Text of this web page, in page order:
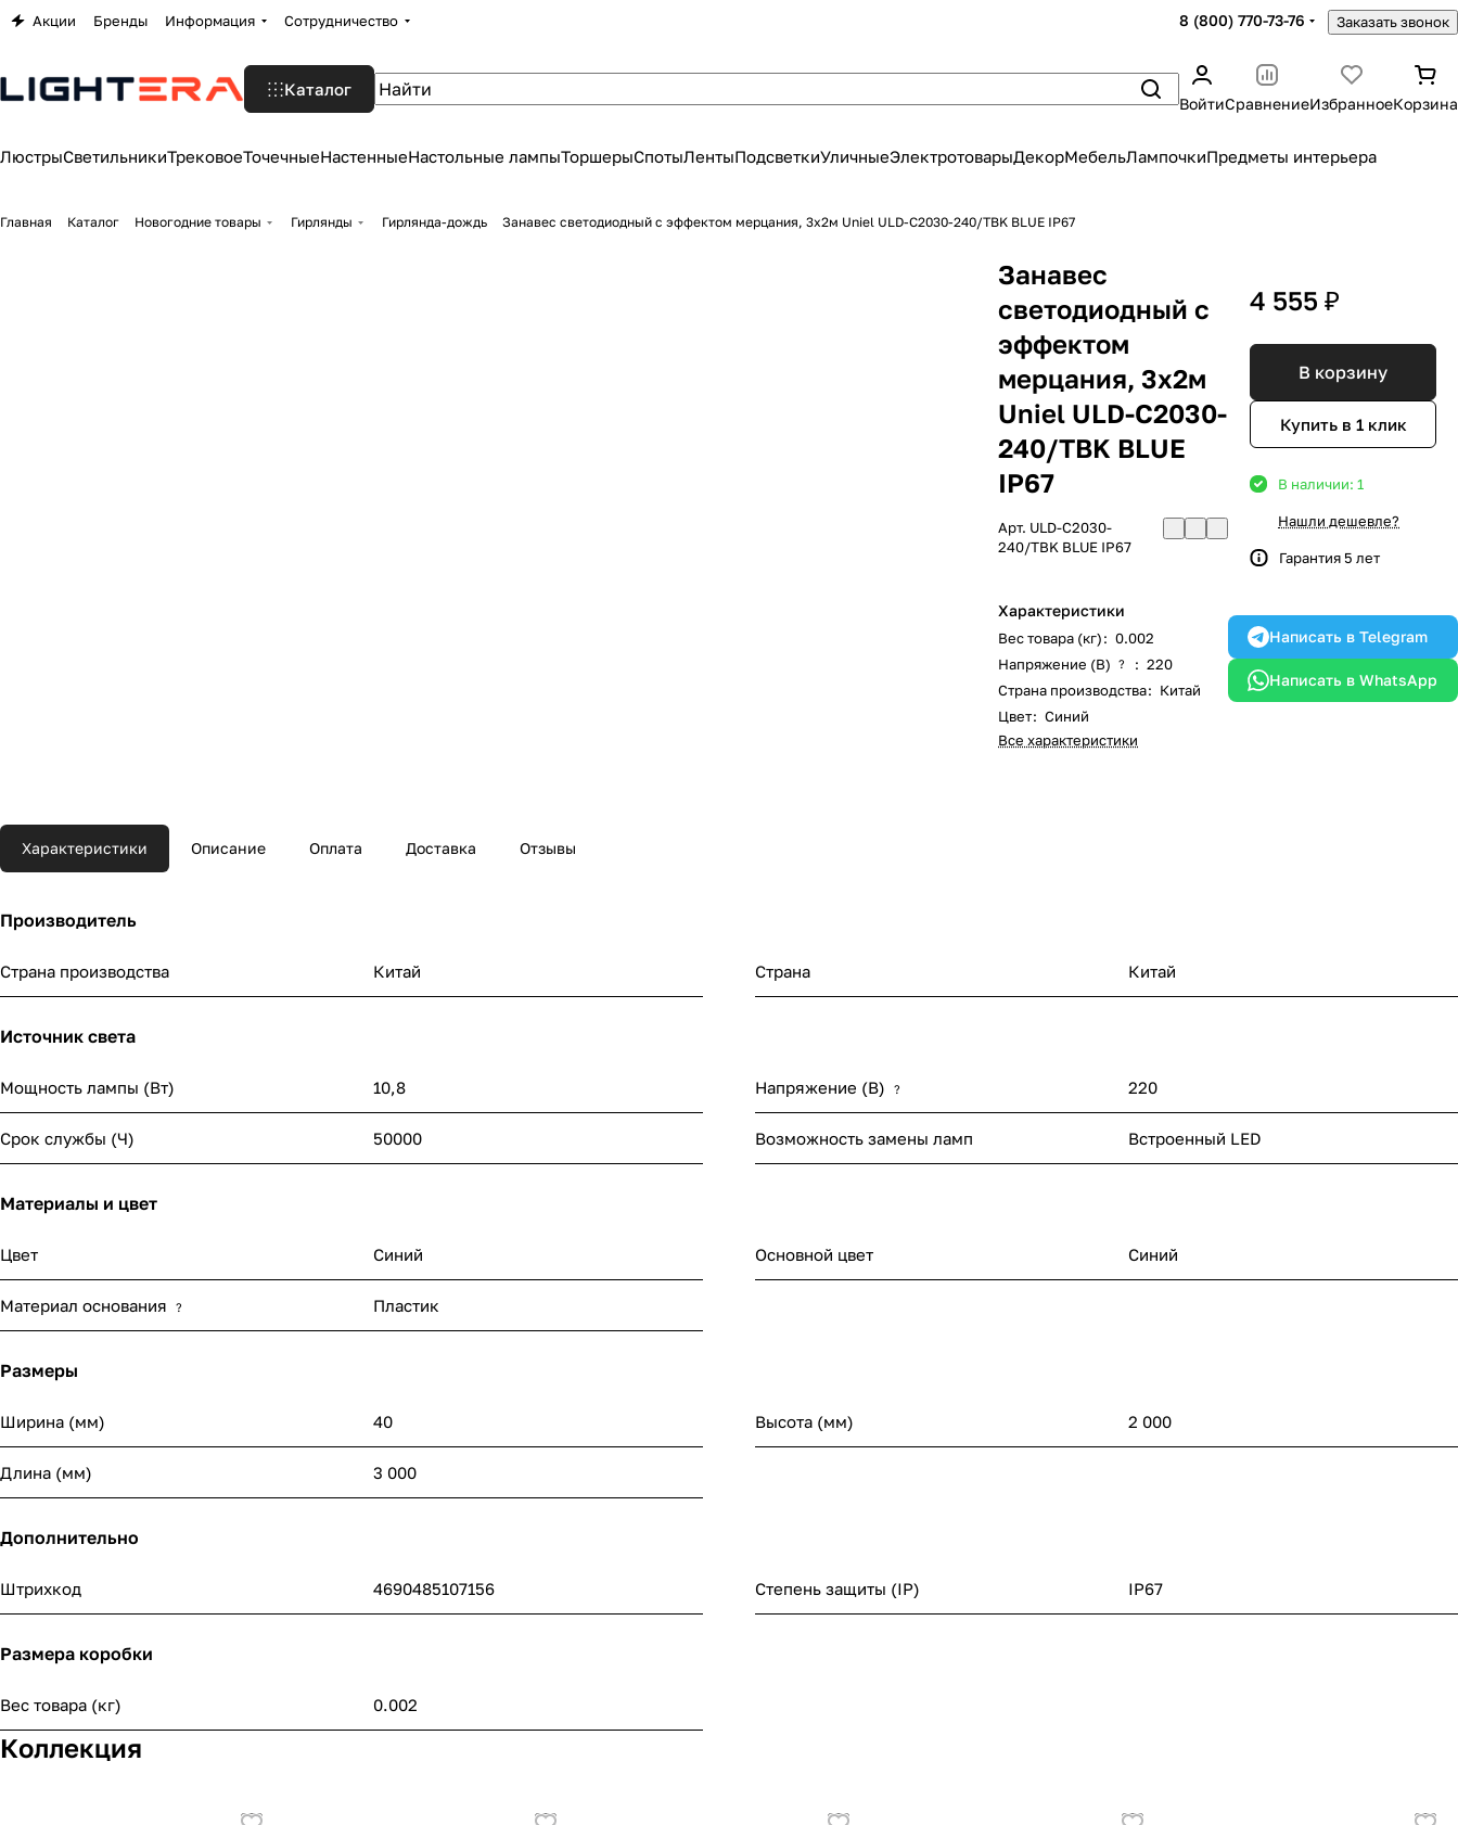
Акции Бренды Информация Сотрудничество 8 (800) 770-73-76 Заказать звонок
Каталог
ВойтиСравнениеИзбранноеКорзина
ЛюстрыСветильникиТрековоеТочечныеНастенныеНастольные лампыТоршерыСпотыЛентыПодсветкиУличныеЭлектротоварыДекорМебельЛампочкиПредметы интерьера
Главная Каталог Новогодние товары Гирлянды Гирлянда-дождь Занавес светодиодный с эффектом мерцания, 3х2м Uniel ULD-C2030-240/TBK BLUE IP67
Занавес
светодиодный с
эффектом
мерцания, 3х2м
Uniel ULD-C2030-
240/TBK BLUE
IP67
Арт. ULD-C2030-
240/TBK BLUE IP67
Характеристики
Вес товара (кг): 0.002
Напряжение (В)
? : 220
Страна производства: Китай
Цвет: Синий
Все характеристики
4 555 ₽
В корзину
Купить в 1 клик
В наличии: 1
Нашли дешевле?
Гарантия 5 лет
Написать в Telegram
Написать в WhatsApp
Характеристики Описание Оплата Доставка Отзывы
Производитель
Страна производства Китай Страна Китай
Источник света
Мощность лампы (Вт) 10,8 Напряжение (В) ? 220
Срок службы (Ч) 50000 Возможность замены ламп Встроенный LED
Материалы и цвет
Цвет Синий Основной цвет Синий
Материал основания ? Пластик
Размеры
Ширина (мм) 40 Высота (мм) 2 000
Длина (мм) 3 000
Дополнительно
Штрихкод 4690485107156 Степень защиты (IP) IP67
Размера коробки
Вес товара (кг) 0.002
Коллекция